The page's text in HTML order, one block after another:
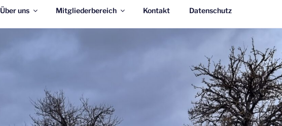
Über uns Mitgliederbereich Kontakt Datenschutz